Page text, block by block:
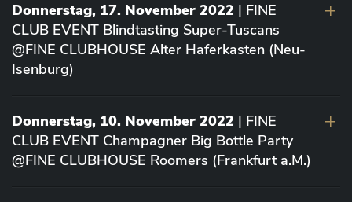
Donnerstag, 17. November 2022 | FINE
CLUB EVENT Blindtasting Super-Tuscans
@FINE CLUBHOUSE Alter Haferkasten (Neu-
Isenburg)
Donnerstag, 10. November 2022 | FINE
CLUB EVENT Champagner Big Bottle Party
@FINE CLUBHOUSE Roomers (Frankfurt a.M.)